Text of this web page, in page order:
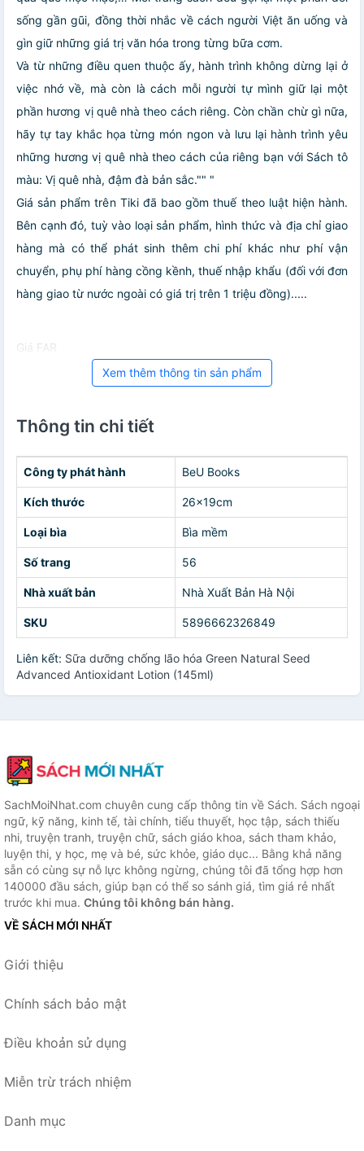
sống gần gũi, đồng thời nhắc về cách người Việt ăn uống và
gìn giữ những giá trị văn hóa trong từng bữa cơm.
Và từ những điều quen thuộc ấy, hành trình không dừng lại ở
việc nhớ về, mà còn là cách mỗi người tự mình giữ lại một
phần hương vị quê nhà theo cách riêng. Còn chần chừ gì nữa,
hãy tự tay khắc họa từng món ngon và lưu lại hành trình yêu
những hương vị quê nhà theo cách của riêng bạn với Sách tô
màu: Vị quê nhà, đậm đà bản sắc."" "
Giá sản phẩm trên Tiki đã bao gồm thuế theo luật hiện hành.
Bên cạnh đó, tuỳ vào loại sản phẩm, hình thức và địa chỉ giao
hàng mà có thể phát sinh thêm chi phí khác như phí vận
chuyển, phụ phí hàng cồng kềnh, thuế nhập khẩu (đối với đơn
hàng giao từ nước ngoài có giá trị trên 1 triệu đồng).....
Giá FAR
Xem thêm thông tin sản phẩm
Thông tin chi tiết
Công ty phát hành BeU Books
Kích thước 26x19cm
Loại bìa Bìa mềm
Số trang 56
Nhà xuất bản Nhà Xuất Bản Hà Nội
SKU 5896662326849
Liên kết: Sữa dưỡng chống lão hóa Green Natural Seed
Advanced Antioxidant Lotion (145ml)
SachMoiNhat.com chuyên cung cấp thông tin về Sách. Sách ngoại
ngữ, kỹ năng, kinh tế, tài chính, tiểu thuyết, học tập, sách thiếu
nhi, truyện tranh, truyện chữ, sách giáo khoa, sách tham khảo,
luyện thi, y học, mẹ và bé, sức khỏe, giáo dục... Bằng khả năng
sẵn có cùng sự nỗ lực không ngừng, chúng tôi đã tổng hợp hơn
140000 đầu sách, giúp bạn có thể so sánh giá, tìm giá rẻ nhất
trước khi mua. Chúng tôi không bán hàng.
VỀ SÁCH MỚI NHẤT
Giới thiệu
Chính sách bảo mật
Điều khoản sử dụng
Miễn trừ trách nhiệm
Danh mục